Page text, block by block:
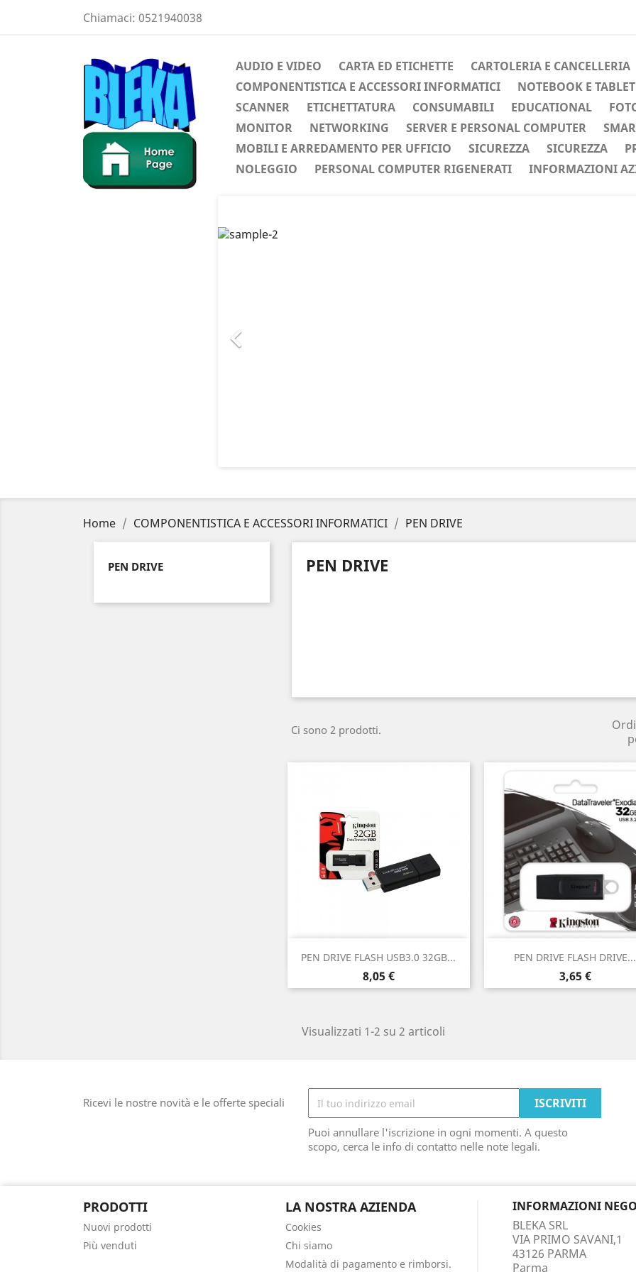
Chiamaci: 0521940038
AUDIO E VIDEO CARTA ED ETICHETTE
CARTOLERIA E CANCELLERIA
COMPONENTISTICA E ACCESSORI INFORMATICI
NOTEBOOK E TABLET
SCANNER
ETICHETTATURA CONSUMABILI EDUCATIONAL
MONITOR
NETWORKING SERVER E PERSONAL COMPUTER
MOBILI E ARREDAMENTO PER UFFICIO
SICUREZZA SICUREZZA
NOLEGGIO
PERSONAL COMPUTER RIGENERATI INFORMAZIONI

Home COMPONENTISTICA E ACCESSORI INFORMATICI PEN DRIVE
PEN DRIVE PEN DRIVE
Ci sono 2 prodotti.
PEN DRIVE FLASH USB3.0 32GB...
Prezzo
8,05 €
Anteprima PEN DRIVE FLASH DRIVE...
Prezzo
3,65 €
Anteprima
Visualizzati 1-2 su 2 articoli
Ricevi le nostre novità e le offerte speciali
Puoi annullare l'iscrizione in ogni momenti. A questo
scopo, cerca le info di contatto nelle note legali.
PRODOTTI
Nuovi prodotti
Più venduti
LA NOSTRA AZIENDA
Cookies
Chi siamo
Modalità di pagamento e rimborsi.
INFORMAZIONI
BLEKA SRL
VIA PRIMO SAVANI,1
43126 PARMA
Parma